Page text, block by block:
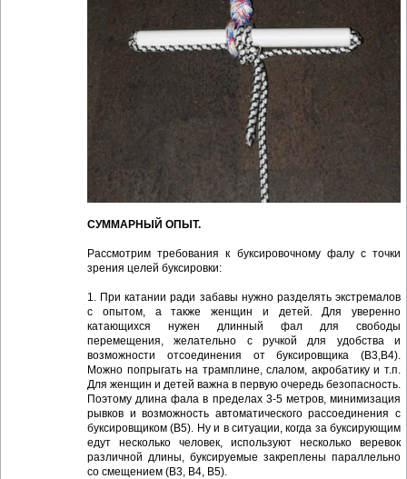
СУММАРНЫЙ ОПЫТ.
Рассмотрим требования к буксировочному фалу с точки
зрения целей буксировки:
1. При катании ради забавы нужно разделять экстремалов
с опытом, а также женщин и детей. Для уверенно
катающихся нужен длинный фал для свободы
перемещения, желательно с ручкой для удобства и
возможности отсоединения от буксировщика (В3,В4).
Можно попрыгать на трамплине, слалом, акробатику и т.п.
Для женщин и детей важна в первую очередь безопасность.
Поэтому длина фала в пределах 3-5 метров, минимизация
рывков и возможность автоматического рассоединения с
буксировщиком (В5). Ну и в ситуации, когда за буксирующим
едут несколько человек, используют несколько веревок
различной длины, буксируемые закреплены параллельно
со смещением (В3, В4, В5).